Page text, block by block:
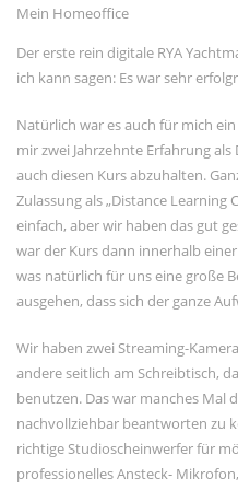
November 2023
September 2023
Juni 2023
Mai 2023
März 2023
September 2022
Juni 2022
Februar 2022
Oktober 2021
Juni 2021
Mai 2021
April 2021
Mein Homeoffice
Der erste rein digitale RYA
ich kann sagen: Es war sehr
Natürlich war es auch für mich
mir zwei Jahrzehnte Erfahrung
auch diesen Kurs abzuhalten.
Zulassung als „Distance Learning
einfach, aber wir haben das gut
war der Kurs dann innerhalb
was natürlich für uns eine große
ausgehen, dass sich der ganze
Wir haben zwei Streaming-
andere seitlich am Schreibtisch,
benutzen. Das war manches Mal
nachvollziehbar beantworten zu
richtige Studioscheinwerfer für
professionelles Ansteck-